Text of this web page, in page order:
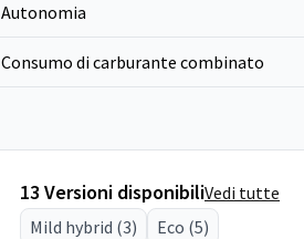
Autonomia
Consumo di carburante combinato
13 Versioni disponibiliVedi tutte
Mild hybrid (3)
Eco (5)